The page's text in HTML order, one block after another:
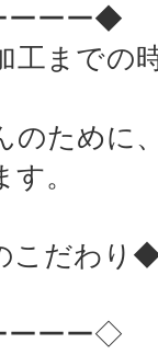
ーーー◆
工までの
のために
。
こだわ
ーーー◇